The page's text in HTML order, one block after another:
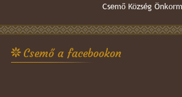
Csemő Község
Csemő a facebookon